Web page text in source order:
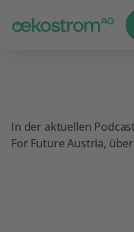
In der aktuellen
For Future Austria,